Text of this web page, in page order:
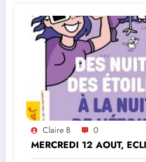
Claire B 0
MERCREDI 12 AOUT,